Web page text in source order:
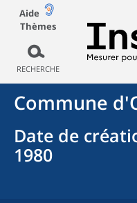
Aide
Thèmes
RECHERCHE
Commune d'
Date de
1980